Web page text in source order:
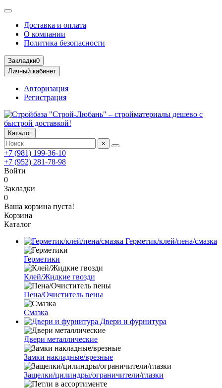
Доставка и оплата
О компании
Политика безопасности
Закладки0
Личный кабинет
Авторизация
Регистрация
Каталог
×
+7 (981) 199-36-10
+7 (952) 281-78-98
Войти
0
Закладки
0
Ваша корзина пуста!
Корзина
Каталог
Герметик/клей/пена/смазка
Герметики
Клей/Жидкие гвозди
Пена/Очиститель пены
Смазка
Двери и фурнитура
Двери металлические
Замки накладные/врезные
Защелки/цилиндры/ограничители/глазки